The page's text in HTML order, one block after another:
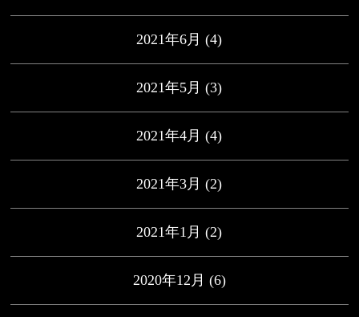
2021年6月 (4)
2021年5月 (3)
2021年4月 (4)
2021年3月 (2)
2021年1月 (2)
2020年12月 (6)